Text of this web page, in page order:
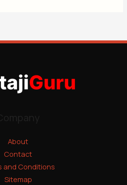
About
Contact
and Conditions
Sitemap